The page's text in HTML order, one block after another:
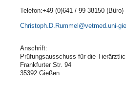
Telefon:+49-(0)641 / 99-38150 (Büro)
Christoph.D.Rummel
Anschrift:
Prüfungsausschuss für die
Frankfurter Str. 94
35392 Gießen